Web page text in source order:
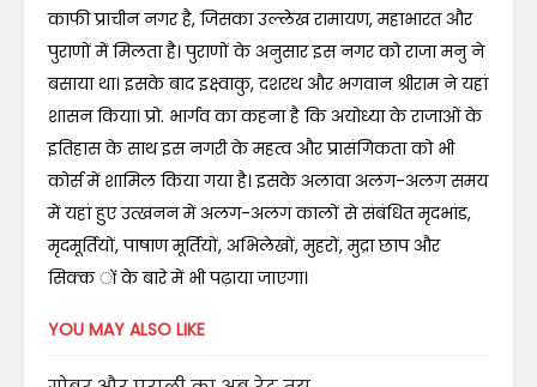
काफी प्राचीन नगर है, जिसका उल्लेख रामायण, महाभारत और
पुराणों में मिलता है। पुराणों के अनुसार इस नगर को राजा मनु ने
बसाया था। इसके बाद इक्ष्वाकु, दशरथ और भगवान श्रीराम ने यहां
शासन किया। प्रो. भार्गव का कहना है कि अयोध्या के राजाओं के
इतिहास के साथ इस नगरी के महत्व और प्रासंगिकता को भी
कोर्स में शामिल किया गया है। इसके अलावा अलग-अलग समय
में यहां हुए उत्खनन में अलग-अलग कालों से संबंधित मृदभांड,
मृदमूर्तियों, पाषाण मूर्तियों, अभिलेखों, मुहरों, मुद्रा छाप और
सिक्क ों के बारे में भी पढ़ाया जाएगा।
YOU MAY ALSO LIKE